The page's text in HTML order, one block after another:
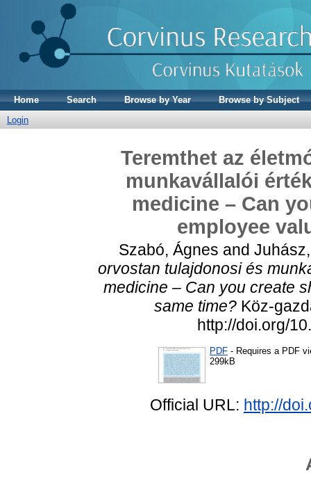
Home Search Browse by Year
Browse by Subject
Login
Teremthet az
munkavállalói
medicine – Can
employee
Szabó, Ágnes and
orvostan tulajdonosi és
medicine – Can you create
same time?Köz-
http://doi.org/
PDF - Requires a PDF
299kB
Official URL: http://